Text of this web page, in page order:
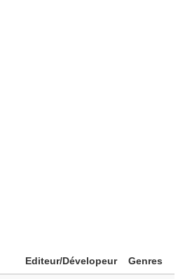
Editeur/Dévelopeur Genres